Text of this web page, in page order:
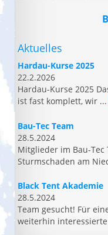
Aktuelles
Hardau-Kurse 2025
22.2.2026
Hardau-Kurse 2025
ist fast komplett, wir ...
Bau-Tec Team
28.5.2024
Mitglieder im Bau-Tec
Sturmschaden am
Black Tent Akademie
28.5.2024
Team gesucht! Für
weiterhin interessierte